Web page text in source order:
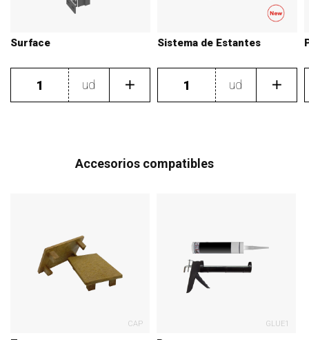
Surface
ud
Sistema de Estantes
ud
Accesorios compatibles
CAP GLUE1